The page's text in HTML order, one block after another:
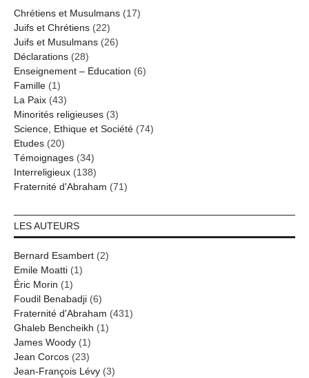
Chrétiens et Musulmans (17)
Juifs et Chrétiens (22)
Juifs et Musulmans (26)
Déclarations (28)
Enseignement – Education (6)
Famille (1)
La Paix (43)
Minorités religieuses (3)
Science, Ethique et Société (74)
Etudes (20)
Témoignages (34)
Interreligieux (138)
Fraternité d'Abraham (71)
LES AUTEURS
Bernard Esambert (2)
Emile Moatti (1)
Éric Morin (1)
Foudil Benabadji (6)
Fraternité d'Abraham (431)
Ghaleb Bencheikh (1)
James Woody (1)
Jean Corcos (23)
Jean-François Lévy (3)